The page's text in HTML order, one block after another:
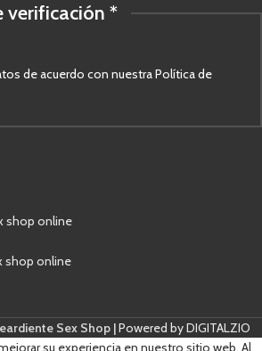
verificación *
de acuerdo con nuestra Política de
Sex Shop |Powered by DIGITALZIO
su experiencia en nuestro sitio web. Al